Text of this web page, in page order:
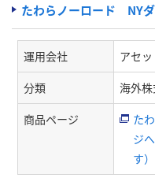
たわらノーロード NY
運用会社
アセ
分類
海外
商品ページ
た
ジ
す）